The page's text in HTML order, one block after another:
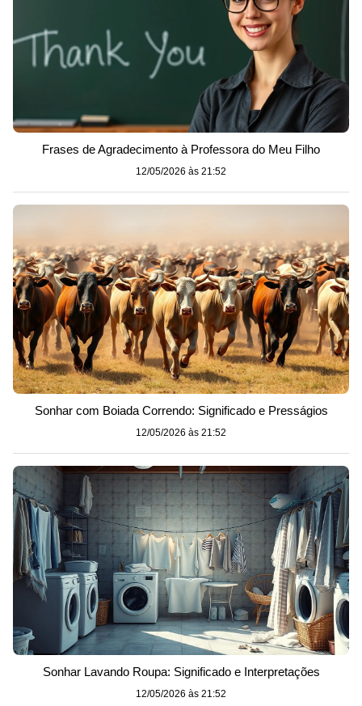
Frases de Agradecimento à Professora do Meu Filho
12/05/2026 às 21:52
Sonhar com Boiada Correndo: Significado e Presságios
12/05/2026 às 21:52
Sonhar Lavando Roupa: Significado e Interpretações
12/05/2026 às 21:52